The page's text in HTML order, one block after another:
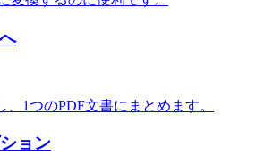
、1つのPDF文書にまとめます。
ョン